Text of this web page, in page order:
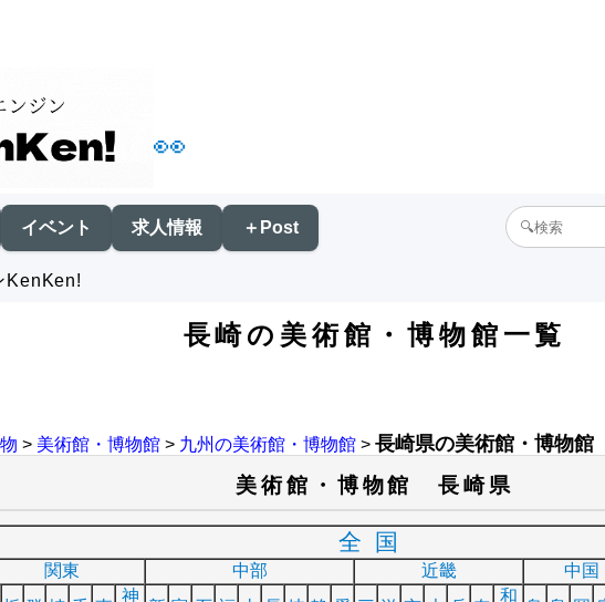
👀
イベント 求人情報 ＋Post
KenKen!
長崎の美術館・博物館一覧
> 美術館・博物館 > 九州の美術館・博物館 > 長崎県の美術館・博物館
美術館・博物館 長崎県
全国
関東 中部 近畿 中国
神
和